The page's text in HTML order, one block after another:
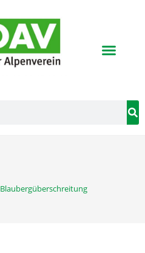
Blaubergüberschreitung